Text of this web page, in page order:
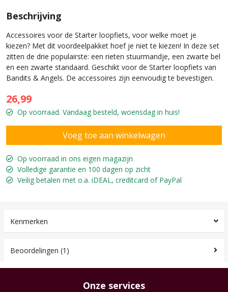
Beschrijving
Accessoires voor de Starter loopfiets, voor welke moet je
kiezen? Met dit voordeelpakket hoef je niet te kiezen! In deze set
zitten de drie populairste: een rieten stuurmandje, een zwarte bel
en een zwarte standaard. Geschikt voor de Starter loopfiets van
Bandits & Angels. De accessoires zijn eenvoudig te bevestigen.
26,99
Op voorraad. Vandaag besteld, woensdag in huis!
Op voorraad in ons eigen magazijn
Volledige garantie en 100 dagen op zicht
Veilig betalen met o.a. iDEAL, creditcard of PayPal
Kenmerken
Beoordelingen (1)
Onze services